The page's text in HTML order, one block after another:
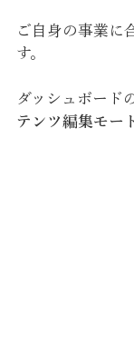
ご自身の事業に
す。
ダッシュボード
テンツ編集モー